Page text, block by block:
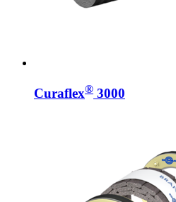
Curaflex® 3000